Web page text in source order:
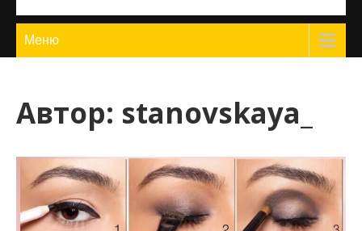
Меню
Автор: stanovskaya_